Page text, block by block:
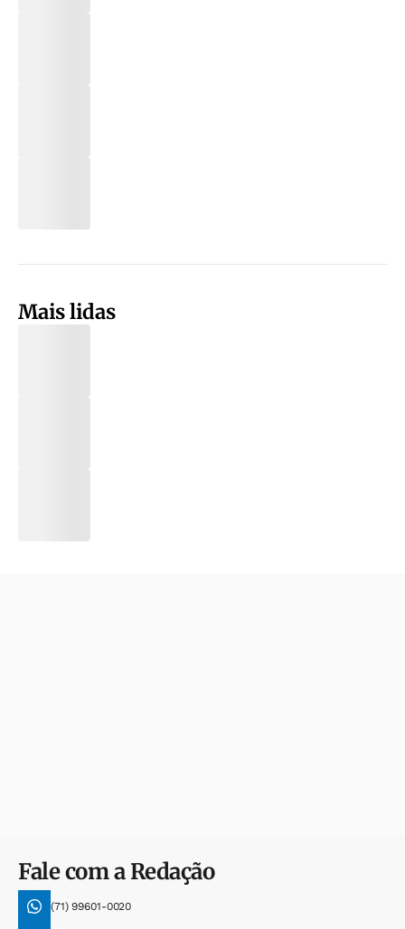
Mais lidas
Fale com a Redação
(71) 99601-0020